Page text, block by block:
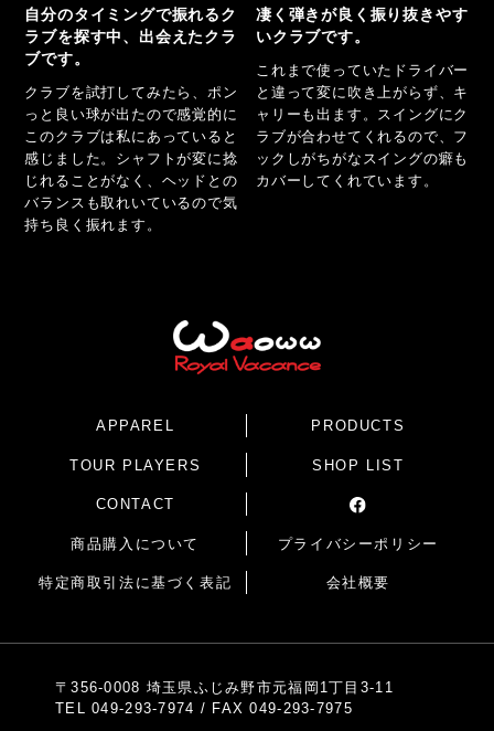
自分のタイミングで振れるク
ラブを探す中、出会えたクラ
ブです。
クラブを試打してみたら、ポン
っと良い球が出たので感覚的に
このクラブは私にあっていると
感じました。シャフトが変に捻
じれることがなく、ヘッドとの
バランスも取れいているので気
持ち良く振れます。
凄く弾きが良く振り抜きやす
いクラブです。
これまで使っていたドライバー
と違って変に吹き上がらず、キ
ャリーも出ます。スイングにク
ラブが合わせてくれるので、フ
ックしがちがなスイングの癖も
カバーしてくれています。
APPAREL PRODUCTS
TOUR PLAYERS SHOP LIST
CONTACT
商品購入について プライバシーポリシー
特定商取引法に基づく表記 会社概要
〒356-0008 埼玉県ふじみ野市元福岡1丁目3-11
TEL049-293-7974 / FAX 049-293-7975